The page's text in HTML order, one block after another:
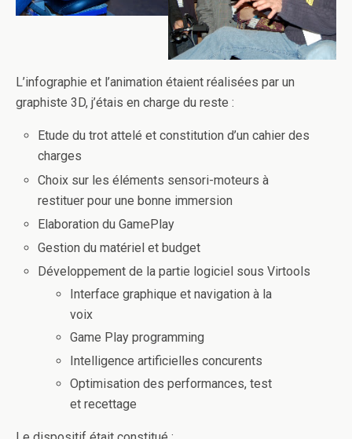
L’infographie et l’animation étaient réalisées par un
graphiste 3D, j’étais en charge du reste :
Etude du trot attelé et constitution d’un cahier des
charges
Choix sur les éléments sensori-moteurs à
restituer pour une bonne immersion
Elaboration du GamePlay
Gestion du matériel et budget
Développement de la partie logiciel sous Virtools
Interface graphique et navigation à la
voix
Game Play programming
Intelligence artificielles concurents
Optimisation des performances, test
et recettage